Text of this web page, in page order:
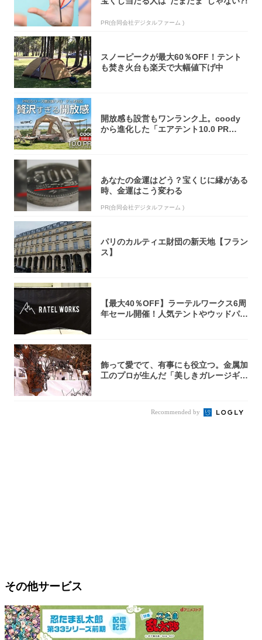
PR(合同会社デジタルファーム )
スノーピークが最大60％OFF！テント
も焚き火台も楽天で大幅値下げ中
開放感も設営もワンランク上。coody
から進化した「エアテント10.0 PR
あなたの金運はどう？宝くじに縁がある
時、金運はこう変わる
PR(合同会社デジタルファーム )
パリのカルティエ財団の新天地【フラン
ス】
【最大40％OFF】ラーテルワークス6周
年セール開催！人気テントやウッドパネ
飾って愛でて、有事にも役立つ。金属加
工のプロが生んだ「美しきガレージギ
Recommended by
その他サービス